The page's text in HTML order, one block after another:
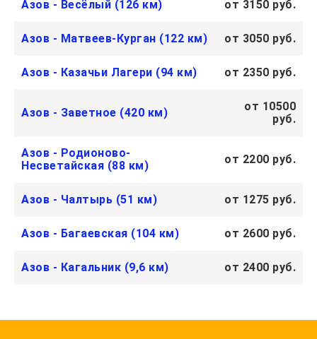
Азов - Весёлый (126 км) от 3150 руб.
Азов - Матвеев-Курган (122 км) от 3050 руб.
Азов - Казачьи Лагери (94 км) от 2350 руб.
Азов - Заветное (420 км)
от 10500
руб.
Азов - Родионово-
Несветайская (88 км)
от 2200 руб.
Азов - Чалтырь (51 км) от 1275 руб.
Азов - Багаевская (104 км) от 2600 руб.
Азов - Кагальник (9,6 км) от 2400 руб.